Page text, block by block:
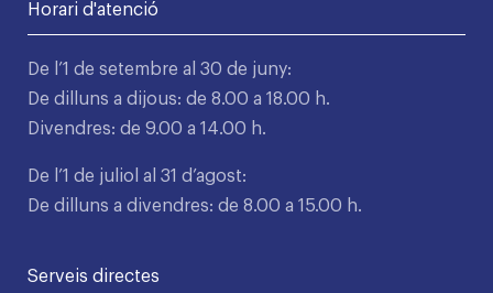
Horari d'atenció
De l’1 de setembre al 30 de juny:
De dilluns a dijous: de 8.00 a 18.00 h.
Divendres: de 9.00 a 14.00 h.
De l’1 de juliol al 31 d’agost:
De dilluns a divendres: de 8.00 a 15.00 h.
Serveis directes